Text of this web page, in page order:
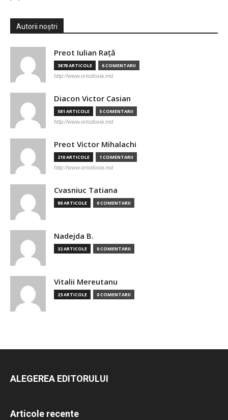
Autorii noștri
Preot Iulian Raţă
3878 ARTICOLE 6 COMENTARII
http://www.ortodoxia.md
Diacon Victor Casian
581 ARTICOLE 5 COMENTARII
http://www.ortodoxia.md
Preot Victor Mihalachi
210 ARTICOLE 1 COMENTARII
http://www.ortodoxia.md
Cvasniuc Tatiana
88 ARTICOLE 0 COMENTARII
Nadejda B.
32 ARTICOLE 0 COMENTARII
Vitalii Mereutanu
23 ARTICOLE 0 COMENTARII
ALEGEREA EDITORULUI
Articole recente